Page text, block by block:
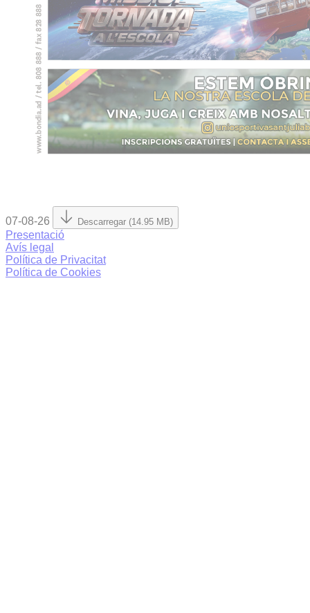
07-08-26 Descarregar (14.95 MB)
Presentació
Avís legal
Política de Privacitat
Política de Cookies